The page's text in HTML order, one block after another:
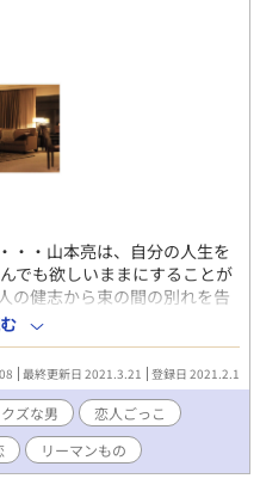
・・山本亮は、自分の人生を
でも欲しいままにすることが
の健志から束の間の別れを告
ヶ月行くと言う健志から、
出来ない亮は「お遊び以上、
この許可を得る。 うきうき
冴えない伊東桂。 健志との
を桂と始めた亮。 だが桂を
は「ドライでライトな関
自分で決めたルールが枷と
なくなって・・・。 いつし
最終更新日 2021.3.21 登録日 2021.2.1
クズな男
恋人ごっこ
リーマンもの